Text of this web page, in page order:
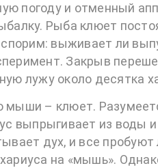
погоду и отменный
Рыба клюет
выживает ли
Закрыв
лужу около десятка
мыши – клюет.
выпрыгивает из воды
дух, и все
на «мышь».